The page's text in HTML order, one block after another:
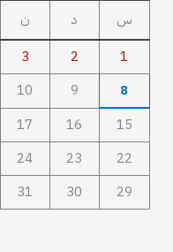
س
د ن
1
2
3
8
9
10
15
16
17
22
23
24
29
30
31